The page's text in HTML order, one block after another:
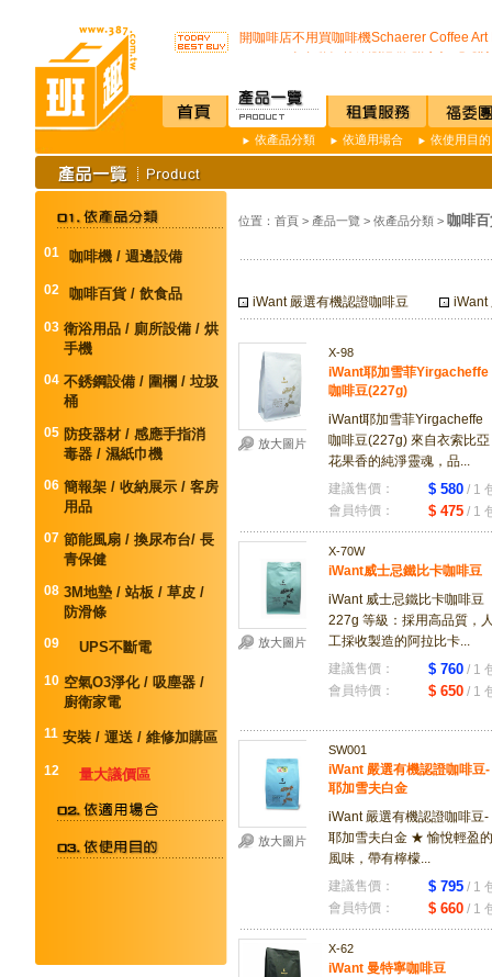
開咖啡店不用買咖啡機Schaerer Coffee Art
唯一驗證過可有效抑制COVID-19的神器
通用型防疫透明面罩10入裝
榮獲M.I.T台灣精品獎超省電的負離子節能
開咖啡店不用買咖啡機Schaerer Coffee Art
通用型防疫透明面罩10入裝
依產品分類 依適用場合 依使用目的
01 咖啡機 / 週邊設備
02 咖啡百貨 / 飲食品
03 衛浴用品 / 廁所設備 / 烘
手機
04 不銹鋼設備 / 圍欄 / 垃圾
桶
05 防疫器材 / 感應手指消
毒器 / 濕紙巾機
06 簡報架 / 收納展示 / 客房
用品
07 節能風扇 / 換尿布台/ 長
青保健
08 3M地墊 / 站板 / 草皮 /
防滑條
09 UPS不斷電
10 空氣O3淨化 / 吸塵器 /
廚衛家電
11 安裝 / 運送 / 維修加購區
12 量大議價區
位置： 首頁> 產品一覽 > 依產品分類> 咖啡
iWant 嚴選有機認證咖啡豆 iWant
放大圖片
X-98
iWant耶加雪菲Yirgacheffe
咖啡豆(227g)
iWant耶加雪菲Yirgacheffe
咖啡豆(227g) 來自衣索比亞
花果香的純淨靈魂，品...
建議售價：
$ 580/ 1
會員特價：
$ 475/ 1
放大圖片
X-70W
iWant威士忌鐵比卡咖啡豆
iWant 威士忌鐵比卡咖啡豆
227g 等級：採用高品質，
工採收製造的阿拉比卡...
建議售價：
$ 760/ 1
會員特價：
$ 650/ 1
放大圖片
SW001
iWant 嚴選有機認證咖啡豆-
耶加雪夫白金
iWant 嚴選有機認證咖啡豆-
耶加雪夫白金 ★ 愉悅輕盈的
風味，帶有檸檬...
建議售價：
$ 795/ 1
會員特價：
$ 660/ 1
X-62
iWant 曼特寧咖啡豆